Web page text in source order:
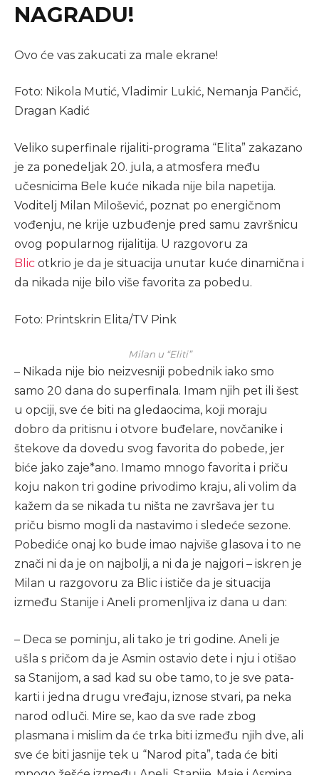
NAGRADU!
Ovo će vas zakucati za male ekrane!
Foto: Nikola Mutić, Vladimir Lukić, Nemanja Pančić,
Dragan Kadić
Veliko superfinale rijaliti-programa “Elita” zakazano
je za ponedeljak 20. jula, a atmosfera među
učesnicima Bele kuće nikada nije bila napetija.
Voditelj Milan Milošević, poznat po energičnom
vođenju, ne krije uzbuđenje pred samu završnicu
ovog popularnog rijalitija. U razgovoru za
Blic otkrio je da je situacija unutar kuće dinamična i
da nikada nije bilo više favorita za pobedu.
Foto: Printskrin Elita/TV Pink
Milan u “Eliti”
– Nikada nije bio neizvesniji pobednik iako smo
samo 20 dana do superfinala. Imam njih pet ili šest
u opciji, sve će biti na gledaocima, koji moraju
dobro da pritisnu i otvore buđelare, novčanike i
štekove da dovedu svog favorita do pobede, jer
biće jako zaje*ano. Imamo mnogo favorita i priču
koju nakon tri godine privodimo kraju, ali volim da
kažem da se nikada tu ništa ne završava jer tu
priču bismo mogli da nastavimo i sledeće sezone.
Pobediće onaj ko bude imao najviše glasova i to ne
znači ni da je on najbolji, a ni da je najgori – iskren je
Milan u razgovoru za Blic i ističe da je situacija
između Stanije i Aneli promenljiva iz dana u dan:
– Deca se pominju, ali tako je tri godine. Aneli je
ušla s pričom da je Asmin ostavio dete i nju i otišao
sa Stanijom, a sad kad su obe tamo, to je sve pata-
karti i jedna drugu vređaju, iznose stvari, pa neka
narod odluči. Mire se, kao da sve rade zbog
plasmana i mislim da će trka biti između njih dve, ali
sve će biti jasnije tek u “Narod pita”, tada će biti